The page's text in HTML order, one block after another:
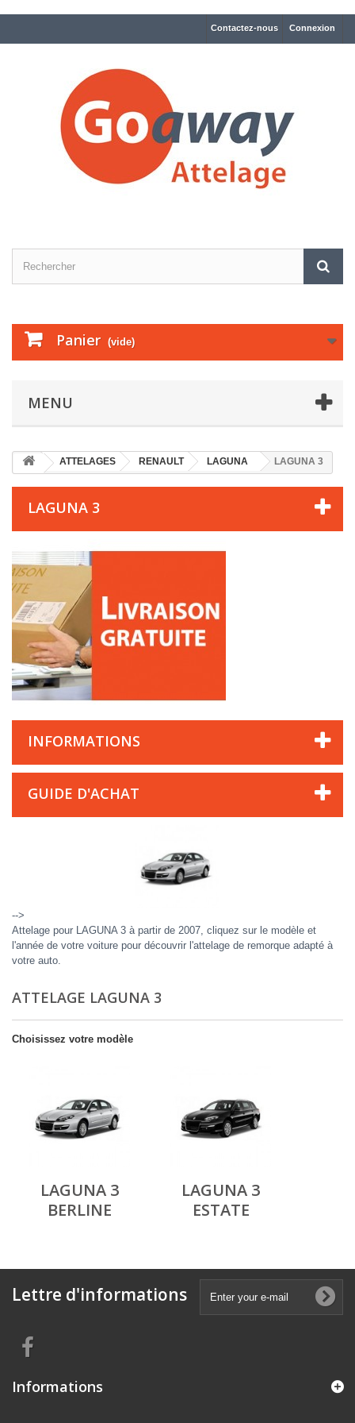
Connexion
Contactez-nous
Panier (vide)
MENU
ATTELAGES RENAULT LAGUNA LAGUNA 3
LAGUNA 3
INFORMATIONS
GUIDE D'ACHAT
-->
Attelage pour LAGUNA 3 à partir de 2007, cliquez sur le modèle et
l'année de votre voiture pour découvrir l'attelage de remorque adapté à
votre auto.
ATTELAGE LAGUNA 3
Choisissez votre modèle
LAGUNA 3
BERLINE
LAGUNA 3
ESTATE
Lettre d'informations
Informations